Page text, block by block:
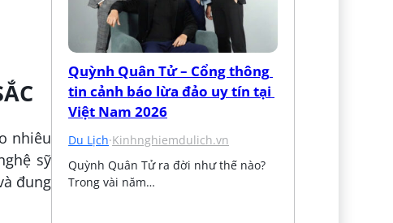
nhiêu
sỹ
đung
Quỳnh Quân Tử – Cổng thông
tin cảnh báo lừa đảo uy tín tại
Việt Nam 2026
Du Lịch·Kinhnghiemdulich.vn
Quỳnh Quân Tử ra đời như thế nào?
Trong vài năm…